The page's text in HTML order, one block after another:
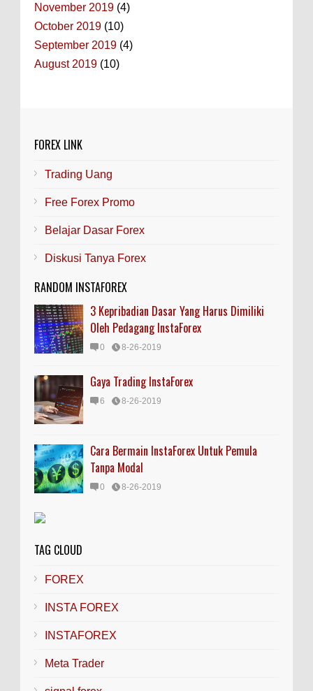
November 2019 (4)
October 2019 (10)
September 2019 (4)
August 2019 (10)
FOREX LINK
Trading Uang
Free Forex Promo
Belajar Dasar Forex
Diskusi Tanya Forex
RANDOM INSTAFOREX
3 Kepribadian Dasar Yang Harus Dimiliki
Oleh Pedagang InstaForex
0 8-26-2019
Gaya Trading InstaForex
6 8-26-2019
Cara Bermain InstaForex Untuk Pemula
Tanpa Modal
0 8-26-2019
TAG CLOUD
FOREX
INSTA FOREX
INSTAFOREX
Meta Trader